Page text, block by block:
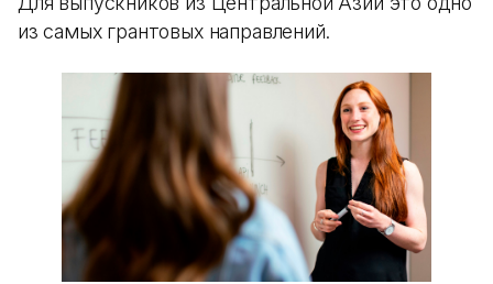
из самых грантовых направлений.